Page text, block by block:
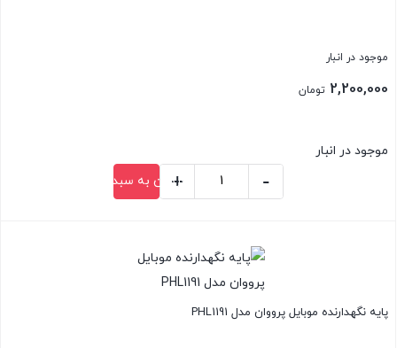
موجود در انبار
2,200,000 تومان
موجود در انبار
وایرلس
گوشی
-
+
افزودن به سبد خرید
پایه نگهدارنده موبایل پرووان مدل PHL1191